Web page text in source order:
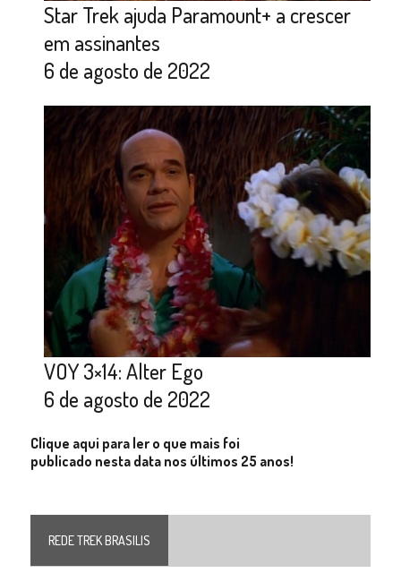
Star Trek ajuda Paramount+ a crescer
em assinantes
6 de agosto de 2022
VOY 3×14: Alter Ego
6 de agosto de 2022
Clique aqui para ler o que mais foi
publicado nesta data nos últimos 25 anos!
REDE TREK BRASILIS